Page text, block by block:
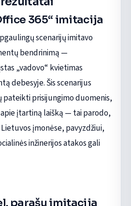
365“ imitacija
scenarijų imitavo
bendrinimą —
„vadovo“ kvietimas
debesyje. Šis scenarijus
pateikti prisijungimo duomenis,
įtartiną laišką — tai parodo,
įmonėse, pavyzdžiui,
inžinerijos atakos gali
parašų imitacija